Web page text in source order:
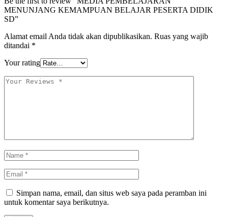
MENUNJANG KEMAMPUAN BELAJAR PESERTA DIDIK
SD”
Alamat email Anda tidak akan dipublikasikan. Ruas yang wajib
ditandai *
Your rating
Simpan nama, email, dan situs web saya pada peramban ini
untuk komentar saya berikutnya.